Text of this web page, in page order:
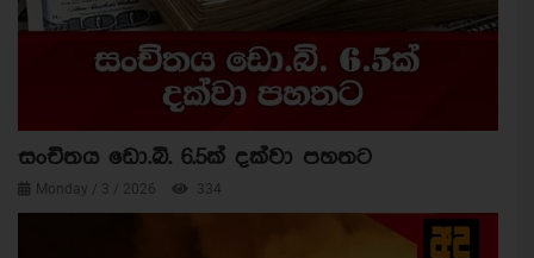
සංචිතය ඩො.බි. 6.5ක් දක්වා පහතට
Monday / 3 / 2026 334